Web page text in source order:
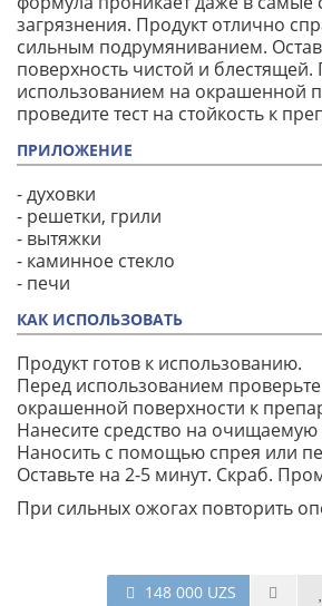
загрязнения. Продукт отлично
сильным подрумяниванием.
поверхность чистой и блестящей.
использованием на окрашенной
проведите тест на стойкость к
ПРИЛОЖЕНИЕ
- духовки
- решетки, грили
- вытяжки
- каминное стекло
- печи
КАК ИСПОЛЬЗОВАТЬ
Продукт готов к использованию.
Перед использованием проверьте
окрашенной поверхности к
Нанесите средство на очищаемую
Наносить с помощью спрея или
Оставьте на 2-5 минут. Скраб.
При сильных ожогах повторить
148 000 UZS